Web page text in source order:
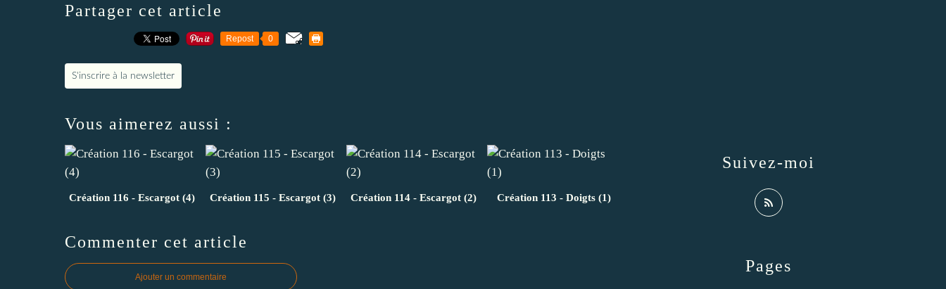
Partager cet article
Repost 0
S'inscrire à la newsletter
Vous aimerez aussi :
Création 116 - Escargot (4) Création 115 - Escargot (3) Création 114 - Escargot (2) Création 113 - Doigts (1)
Commenter cet article
Ajouter un commentaire
Pages
Suivez-moi